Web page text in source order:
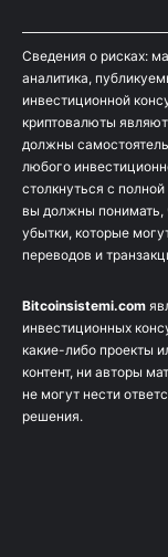
Сведения о рисках:
аналитика,
инвестиционной
криптовалюты
должны
любого
столкнуться с
вы должны понимать,
убытки, которые
переводов и
Bitcoinsistemi.com
инвестиционных
какие-либо проекты
контент, ни авторы
не могут нести
решения.